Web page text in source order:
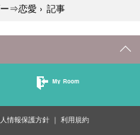
ー⇒恋愛 › 記事
My Room
情報保護方針 利用規約